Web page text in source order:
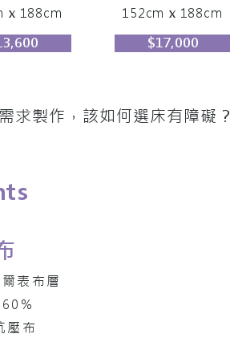
x 188cm
152cm x 188cm
$17,000
求製作，該如何選床有障礙？
表布層
壓布